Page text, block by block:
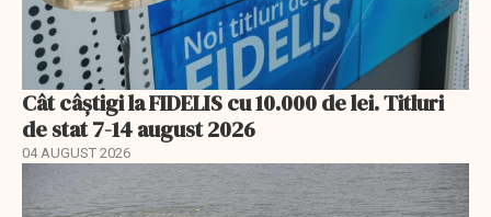
Cât câștigi la FIDELIS cu 10.000 de lei. Titluri
de stat 7-14 august 2026
04 AUGUST 2026